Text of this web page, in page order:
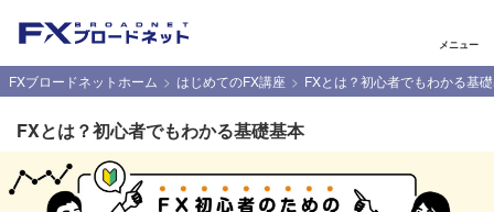
メニュー
FXブロードネットホーム はじめてのFX講座 FXとは？初心者でもわかる基
FXとは？初心者でもわかる基礎基本